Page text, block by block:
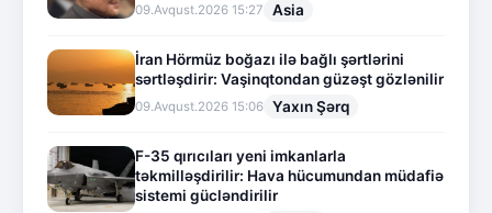
09.Avqust.2026 15:27 Asia
İran Hörmüz boğazı ilə bağlı şərtlərini
sərtləşdirir: Vaşinqtondan güzəşt gözlənilir
09.Avqust.2026 15:06 Yaxın Şərq
F-35 qırıcıları yeni imkanlarla
təkmilləşdirilir: Hava hücumundan müdafiə
sistemi gücləndirilir